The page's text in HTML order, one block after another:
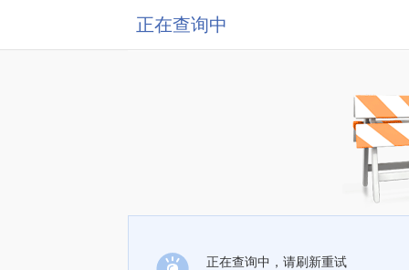
正在查询中
正在查询中，请刷新重试